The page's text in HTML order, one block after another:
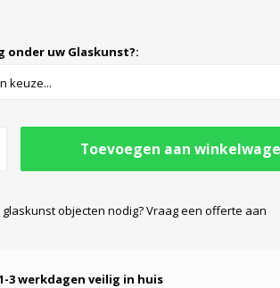
onder uw Glaskunst?:
Toevoegen aan
objecten nodig? Vraag een offerte aan
3 werkdagen veilig in huis